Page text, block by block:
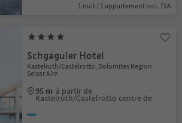
1 nuit / 1 appartement incl. TVA
Schgaguler Hotel
Kastelruth/Castelrotto, Dolomites Region
Seiser Alm
95 m à partir de
Kastelruth/Castelrotto centre de